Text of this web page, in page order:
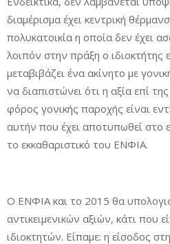
διαμέρισμα έχει κεντρική
πολυκατοικία η οποία δεν έχει
λοιπόν στην πράξη ο ιδιοκτήτης
μεταβιβάζει ένα ακίνητο με
να διαπιστώνει ότι η αξία επί
φόρος γονικής παροχής είναι
αυτήν που έχει αποτυπωθεί στο
το εκκαθαριστικό του ΕΝΦΙΑ.
Ο ΕΝΦΙΑ και το 2015 θα
αντικειμενικών αξιών, κάτι που
ιδιοκτητών. Είπαμε: η είσοδος